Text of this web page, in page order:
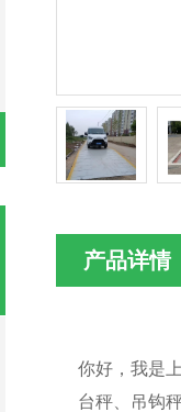
产品详情
你好，我是
台秤、吊钩